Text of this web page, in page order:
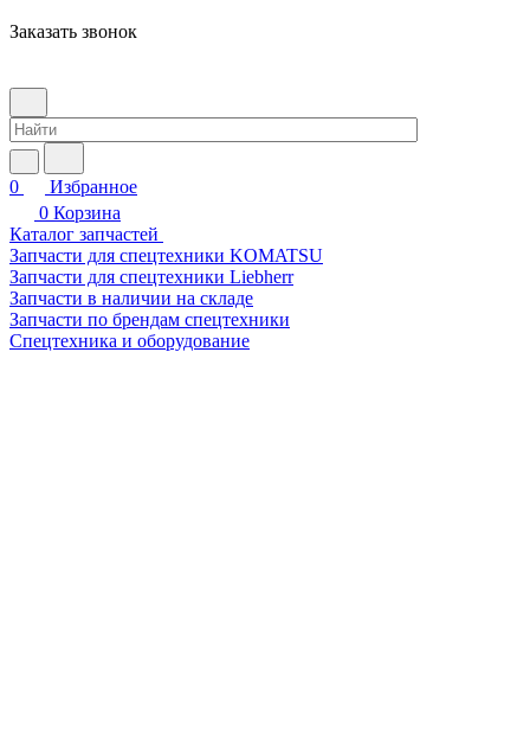
Заказать звонок
0
Избранное
0 Корзина
Каталог запчастей
Запчасти для спецтехники KOMATSU
Запчасти для спецтехники Liebherr
Запчасти в наличии на складе
Запчасти по брендам спецтехники
Спецтехника и оборудование